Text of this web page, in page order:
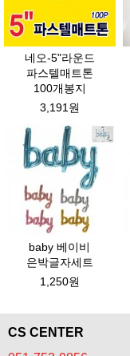
네오-5"라운드
파스텔매트톤
100개봉지
3,191원
baby 베이비
은박글자세트
1,250원
CS CENTER